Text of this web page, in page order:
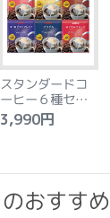
スタンダードコ
ーヒー６種セッ
ト 円
おすすめ